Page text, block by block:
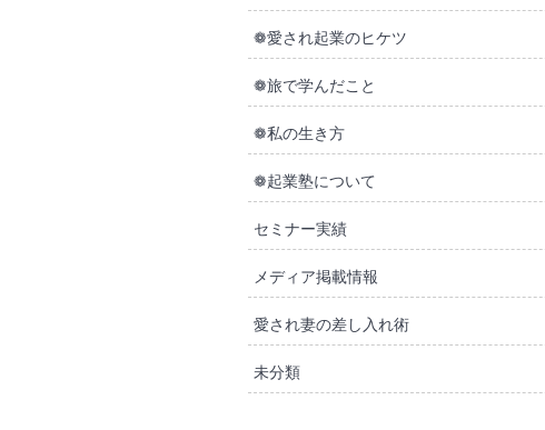
❁愛され起業のヒケツ
❁旅で学んだこと
❁私の生き方
❁起業塾について
セミナー実績
メディア掲載情報
愛され妻の差し入れ術
未分類